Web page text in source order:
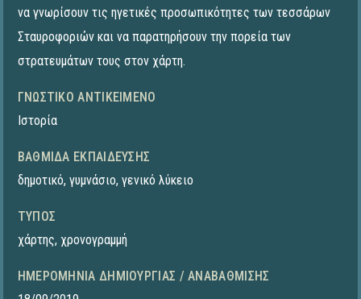
να γνωρίσουν τις ηγετικές προσωπικότητες των τεσσάρων
Σταυροφοριών και να παρατηρήσουν την πορεία των
στρατευμάτων τους στον χάρτη.
ΓΝΩΣΤΙΚΌ ΑΝΤΙΚΕΊΜΕΝΟ
Ιστορία
ΒΑΘΜΊΔΑ ΕΚΠΑΊΔΕΥΣΗΣ
δημοτικό, γυμνάσιο, γενικό λύκειο
ΤΎΠΟΣ
χάρτης, χρονογραμμή
ΗΜΕΡΟΜΗΝΊΑ ΔΗΜΙΟΥΡΓΊΑΣ / ΑΝΑΒΆΘΜΙΣΗΣ